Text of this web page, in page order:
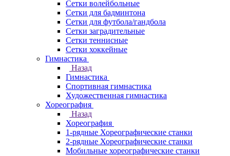
Сетки волейбольные
Сетки для бадминтона
Сетки для футбола/гандбола
Сетки заградительные
Сетки теннисные
Сетки хоккейные
Гимнастика
Назад
Гимнастика
Спортивная гимнастика
Художественная гимнастика
Хореография
Назад
Хореография
1-рядные Хореографические станки
2-рядные Хореографические станки
Мобильные хореографические станки